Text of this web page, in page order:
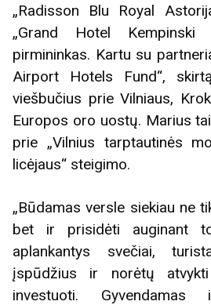
„Radisson Blu Royal
„Grand Hotel Kempinski
pirmininkas. Kartu su
Airport Hotels Fund“,
viešbučius prie Vilniaus,
Europos oro uostų. Marius
prie „Vilnius tarptautinės
licėjaus“ steigimo.
„Būdamas versle siekiau ne
bet ir prisidėti auginant
aplankantys svečiai,
įspūdžius ir norėtų
investuoti. Gyvendamas